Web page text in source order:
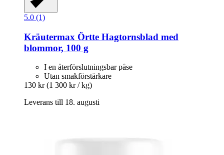
5.0 (1)
Kräutermax Örtte Hagtornsblad med
blommor, 100 g
I en återförslutningsbar påse
Utan smakförstärkare
130 kr (1 300 kr / kg)
Leverans till 18. augusti